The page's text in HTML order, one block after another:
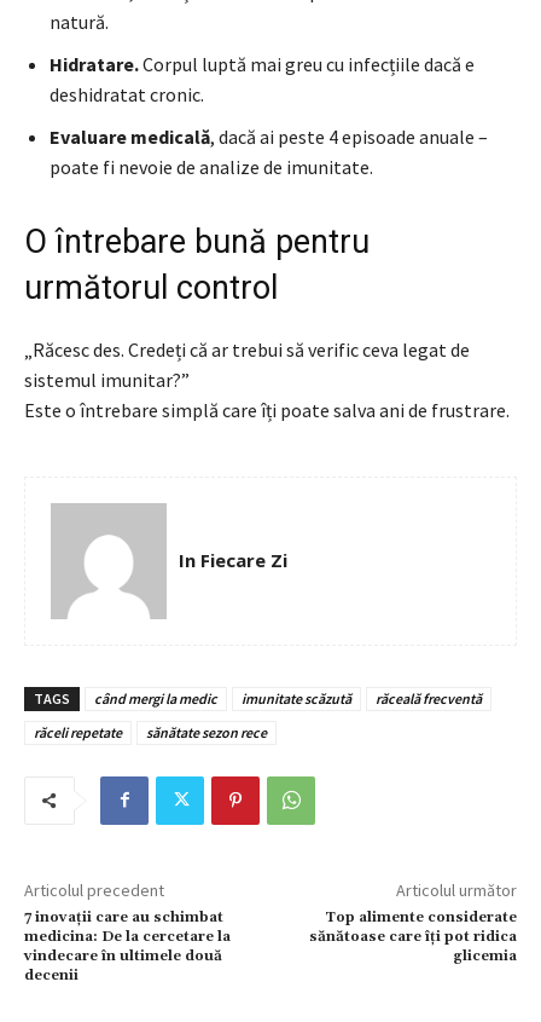
natură.
Hidratare.Corpul luptă mai greu cu infecțiile dacă e
deshidratat cronic.
Evaluare medicală, dacă ai peste 4 episoade anuale –
poate fi nevoie de analize de imunitate.
O întrebare bună pentru
următorul control
„Răcesc des. Credeți că ar trebui să verific ceva legat de
sistemul imunitar?”
Este o întrebare simplă care îți poate salva ani de frustrare.
In Fiecare Zi
TAGS când mergi la medic imunitate scăzută
răceală frecventă
răceli repetate
sănătate sezon rece
Articolul precedent
7 inovații care au schimbat
medicina: De la cercetare la
vindecare în ultimele două
decenii
Articolul următor
Top alimente considerate
sănătoase care îți pot ridica
glicemia